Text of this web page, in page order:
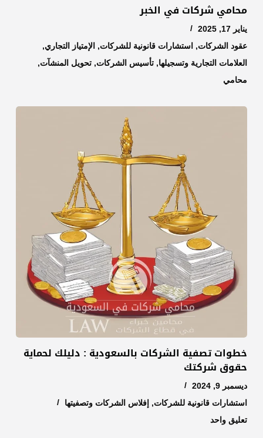
محامي شركات في الخبر
يناير 17, 2025
عقود الشركات, استشارات قانونية للشركات, الإمتياز التجاري,
العلامات التجارية وتسجيلها, تأسيس الشركات, تحويل المنشآت,
محامي
خطوات تصفية الشركات بالسعودية : دليلك لحماية
حقوق شركتك
ديسمبر 9, 2024
استشارات قانونية للشركات, إفلاس الشركات وتصفيتها
تعليق واحد